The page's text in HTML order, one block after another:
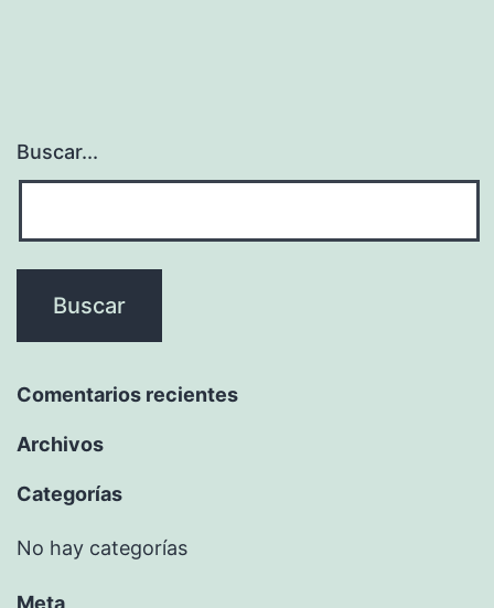
Buscar...
Comentarios recientes
Archivos
Categorías
No hay categorías